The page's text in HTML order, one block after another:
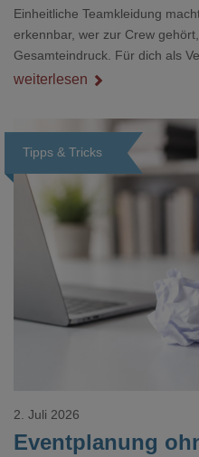
Einheitliche Teamkleidung
erkennbar, wer zur Crew
Gesamteindruck. Für dich als
Nebenthema: Bei Textilien mit
weiterlesen
Tipps & Tricks
Eventplanung
2. Juli 2026